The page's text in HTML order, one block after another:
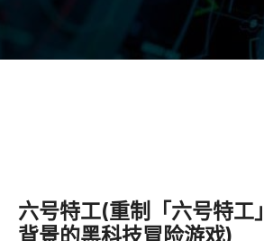
六号特工(重制「六号特工
背景的黑科技冒险游戏)